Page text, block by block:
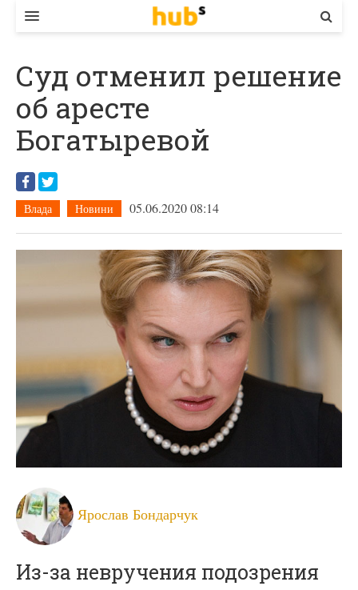
ЕКОНОМІКА
БІЗНЕС
СТАРТЕР
КОНТАКТИ
Суд отменил решение
об аресте
Богатыревой
Влада Новини 05.06.2020 08:14
Ярослав Бондарчук
Из-за невручения подозрения